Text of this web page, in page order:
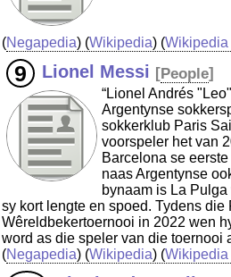
(Negapedia) (Wikipedia) (Wikipedia
Lionel Messi [People]
“Lionel Andrés
Argentynse
sokkerklub Paris
voorspeler het van
Barcelona se
naas Argentynse
bynaam is La
sy kort lengte en spoed. Tydens die
Wêreldbekertoernooi in 2022 wen
word as die speler van die toernooi
(Negapedia) (Wikipedia) (Wikipedia